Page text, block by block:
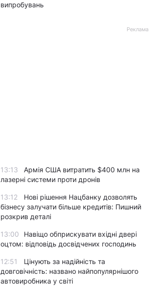
випробувань
Реклама
13:13
Армія США витратить $400 млн на
лазерні системи проти дронів
13:12
Нові рішення Нацбанку дозволять
бізнесу залучати більше кредитів: Пишний
розкрив деталі
13:00
Навіщо обприскувати вхідні двері
оцтом: відповідь досвідчених господинь
12:51
Цінують за надійність та
довговічність: названо найпопулярнішого
автовиробника у світі